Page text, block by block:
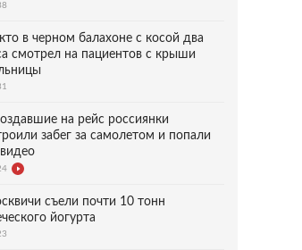
в черном балахоне с косой два
смотрел на пациентов с крыши
на рейс россиянки
забег за самолетом и попали
съели почти 10 тонн
йогурта